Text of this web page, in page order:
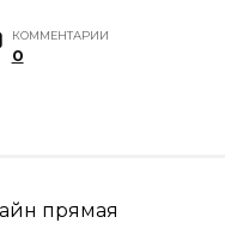
КОММЕНТАРИИ
0
прямая